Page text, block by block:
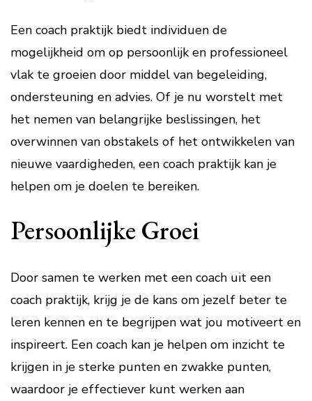
Een coach praktijk biedt individuen de
mogelijkheid om op persoonlijk en professioneel
vlak te groeien door middel van begeleiding,
ondersteuning en advies. Of je nu worstelt met
het nemen van belangrijke beslissingen, het
overwinnen van obstakels of het ontwikkelen van
nieuwe vaardigheden, een coach praktijk kan je
helpen om je doelen te bereiken.
Persoonlijke Groei
Door samen te werken met een coach uit een
coach praktijk, krijg je de kans om jezelf beter te
leren kennen en te begrijpen wat jou motiveert en
inspireert. Een coach kan je helpen om inzicht te
krijgen in je sterke punten en zwakke punten,
waardoor je effectiever kunt werken aan